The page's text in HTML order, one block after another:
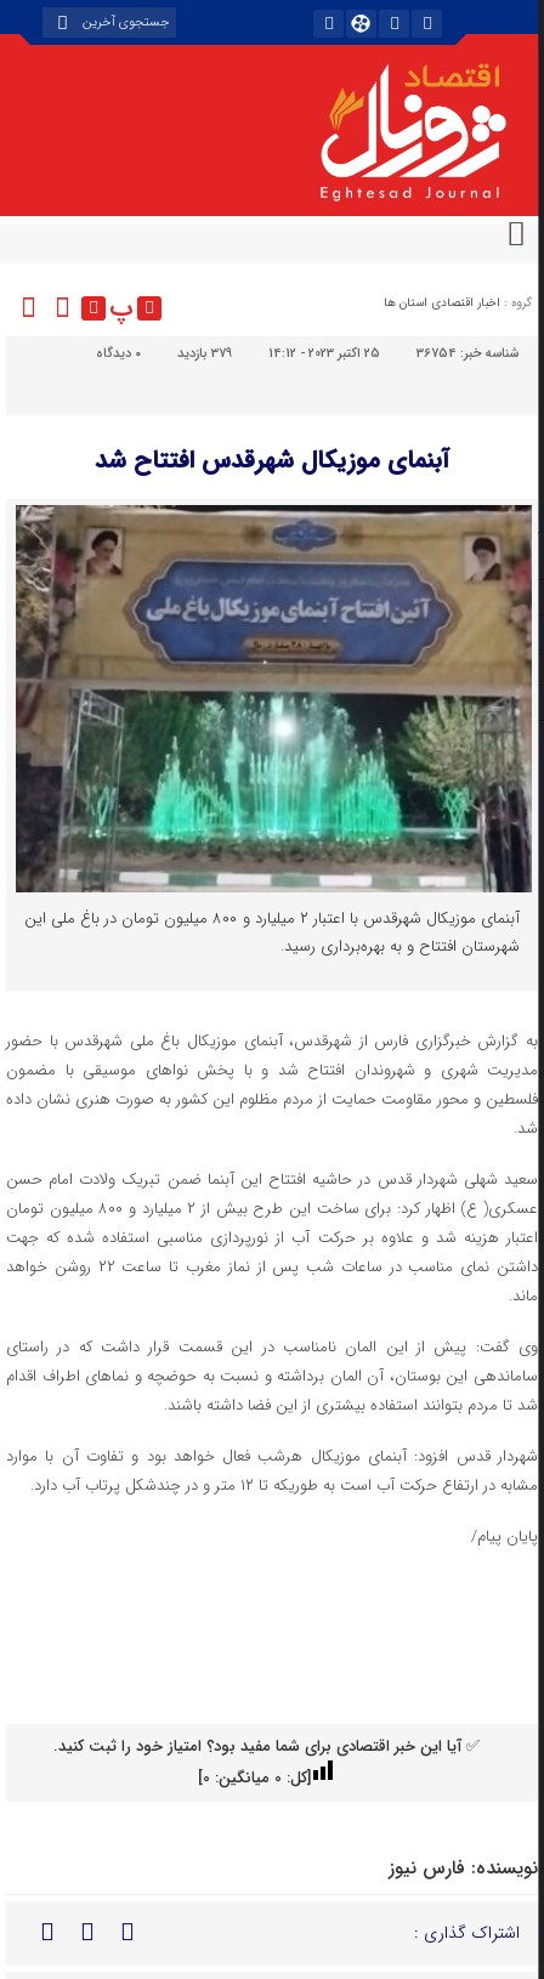
گروه : اخبار اقتصادی استان ها پ
شناسه خبر:36754 25 اکتبر 2023 - 14:12 379 بازدید دیدگاه
آبنمای موزیکال شهرقدس افتتاح شد
آبنمای موزیکال شهرقدس با اعتبار ۲ میلیارد و ۸۰۰ میلیون تومان در باغ ملی این
شهرستان افتتاح و به بهره‌برداری رسید.
به گزارش خبرگزاری فارس از شهرقدس، آبنمای موزیکال باغ ملی شهرقدس با حضور
مدیریت شهری و شهروندان افتتاح شد و با پخش نواهای موسیقی با مضمون
فلسطین و محور مقاومت حمایت از مردم مظلوم این کشور به صورت هنری نشان داده
شد.
سعید شهلی شهردار قدس در حاشیه افتتاح این آبنما ضمن تبریک ولادت امام حسن
عسکری( ع) اظهار کرد: برای ساخت این طرح بیش از ۲ میلیارد و ۸۰۰ میلیون تومان
اعتبار هزینه شد و علاوه بر حرکت آب از نورپردازی مناسبی استفاده شده که جهت
داشتن نمای مناسب در ساعات شب پس از نماز مغرب تا ساعت ۲۲ روشن خواهد
ماند.
وی گفت: پیش از این المان نامناسب در این قسمت قرار داشت که در راستای
ساماندهی این بوستان، آن المان برداشته و نسبت به حوضچه و نماهای اطراف اقدام
شد تا مردم بتوانند استفاده بیشتری از این فضا داشته باشند.
شهردار قدس افزود: آبنمای موزیکال هرشب فعال خواهد بود و تفاوت آن با موارد
مشابه در ارتفاع حرکت آب است به طوریکه تا ۱۲ متر و در چندشکل پرتاب آب دارد.
پایان پیام/
✅ آیا این خبر اقتصادی برای شما مفید بود؟ امتیاز خود را ثبت کنید.
[کل: 0میانگین: 0
]
نویسنده: فارس نیوز
اشتراک گذاری :